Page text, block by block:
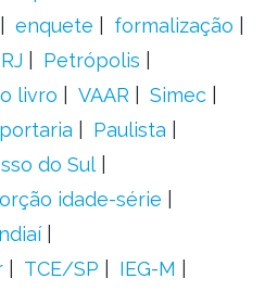
enquete
formalização
Petrópolis
livro VAAR
Simec
portaria
Paulista
do Sul
idade-série
TCE/SP
IEG-M